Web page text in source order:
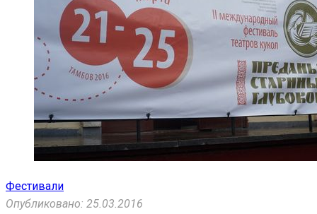
Фестивали
Опубликовано: 25.03.2016